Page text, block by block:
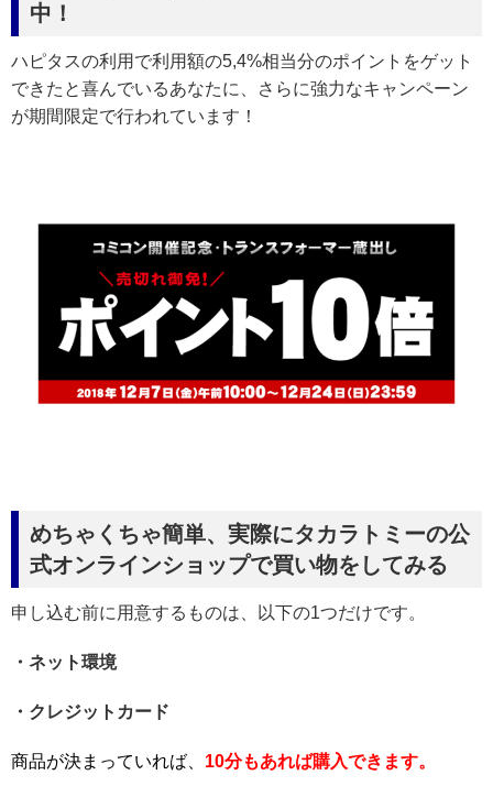
中！
ハピタスの利用で利用額の5,4%相当分のポイントをゲット
できたと喜んでいるあなたに、さらに強力なキャンペーン
が期間限定で行われています！
めちゃくちゃ簡単、実際にタカラトミーの公
式オンラインショップで買い物をしてみる
申し込む前に用意するものは、以下の1つだけです。
・ネット環境
・クレジットカード
商品が決まっていれば、 10分もあれば購入できます。